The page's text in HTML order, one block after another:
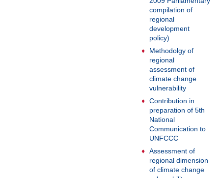
compilation of
regional
development
policy)
Methodolgy of
regional
assessment of
climate change
vulnerability
Contribution in
preparation of 5th
National
Communication to
UNFCCC
Assessment of
regional dimension
of climate change